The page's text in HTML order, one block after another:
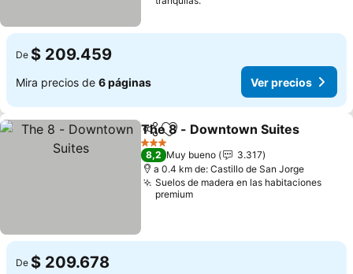
De $ 209.459
Mira precios de 6 páginas Ver precios
Compartir
Agregar a favoritos
The 8 - Downtown Suites
3 Estrellas
8,2 Muy bueno
3.317
a 0.4 km de: Castillo de San Jorge
Suelos de madera en las habitaciones
premium
De $ 209.678